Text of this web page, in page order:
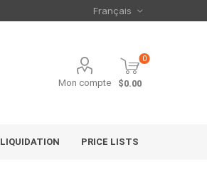
Mon compte
0
$0.00
LIQUIDATION PRICE LISTS